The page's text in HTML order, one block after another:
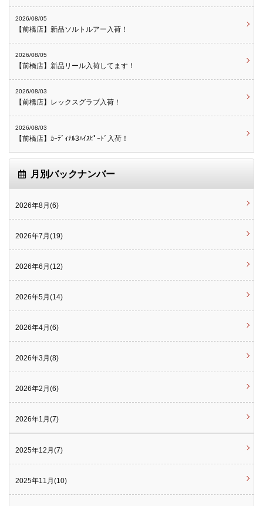
2026/08/05
【前橋店】新品ソルトルアー入荷！
2026/08/05
【前橋店】新品リール入荷してます！
2026/08/03
【前橋店】レックスグラブ入荷！
2026/08/03
【前橋店】ｶｰﾃﾞｨﾅﾙ3ﾊｲｽﾋﾟｰﾄﾞ入荷！
月別バックナンバー
2026年8月(6)
2026年7月(19)
2026年6月(12)
2026年5月(14)
2026年4月(6)
2026年3月(8)
2026年2月(6)
2026年1月(7)
2025年12月(7)
2025年11月(10)